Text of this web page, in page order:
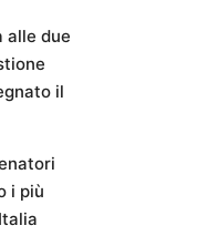
alle due
il
i più